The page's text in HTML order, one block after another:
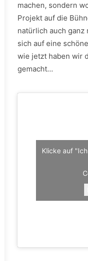
machen, sondern
Projekt auf die
natürlich auch
sich auf eine
wie jetzt haben wir
gemacht…
Klicke auf